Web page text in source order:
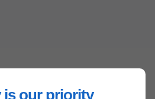
is our priority